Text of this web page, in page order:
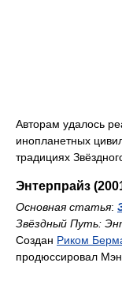
Авторам удалось
инопланетных
традициях
Энтерпрайз
Основная статья:
Звёздный Путь:
Создан Риком
продюссировал